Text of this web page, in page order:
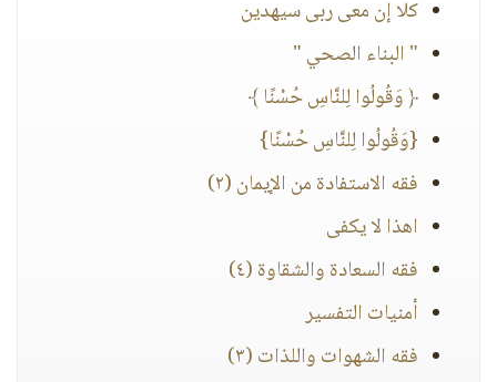
كلا إن معى ربى سيهدين
" البناء الصحي "
﴿ وَقُولُوا لِلنَّاسِ حُسْنًا ﴾
{وَقُولُوا لِلنَّاسِ حُسْنًا}
فقه الاستفادة من الإيمان (٢)
اهذا لا يكفى
فقه السعادة والشقاوة (٤)
أمنيات التفسير
فقه الشهوات واللذات (٣)